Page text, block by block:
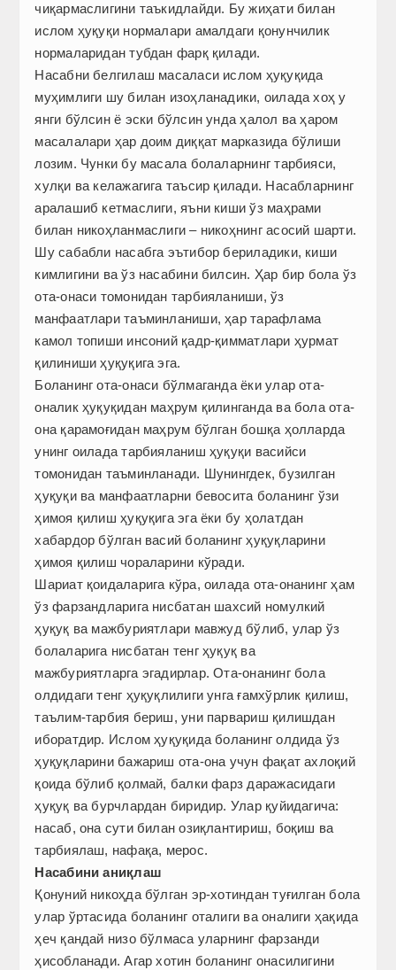
чиқармаслигини таъкидлайди. Бу жиҳати билан
ислом ҳуқуқи нормалари амалдаги қонунчилик
нормаларидан тубдан фарқ қилади.
Насабни белгилаш масаласи ислом ҳуқуқида
муҳимлиги шу билан изоҳланадики, оилада хоҳ у
янги бўлсин ё эски бўлсин унда ҳалол ва ҳаром
масалалари ҳар доим диққат марказида бўлиши
лозим. Чунки бу масала болаларнинг тарбияси,
хулқи ва келажагига таъсир қилади. Насабларнинг
аралашиб кетмаслиги, яъни киши ўз маҳрами
билан никоҳланмаслиги – никоҳнинг асосий шарти.
Шу сабабли насабга эътибор бериладики, киши
кимлигини ва ўз насабини билсин. Ҳар бир бола ўз
ота-онаси томонидан тарбияланиши, ўз
манфаатлари таъминланиши, ҳар тарафлама
камол топиши инсоний қадр-қимматлари ҳурмат
қилиниши ҳуқуқига эга.
Боланинг ота-онаси бўлмаганда ёки улар ота-
оналик ҳуқуқидан маҳрум қилинганда ва бола ота-
она қарамоғидан маҳрум бўлган бошқа ҳолларда
унинг оилада тарбияланиш ҳуқуқи васийси
томонидан таъминланади. Шунингдек, бузилган
ҳуқуқи ва манфаатларни бевосита боланинг ўзи
ҳимоя қилиш ҳуқуқига эга ёки бу ҳолатдан
хабардор бўлган васий боланинг ҳуқуқларини
ҳимоя қилиш чораларини кўради.
Шариат қоидаларига кўра, оилада ота-онанинг ҳам
ўз фарзандларига нисбатан шахсий номулкий
ҳуқуқ ва мажбуриятлари мавжуд бўлиб, улар ўз
болаларига нисбатан тенг ҳуқуқ ва
мажбуриятларга эгадирлар. Ота-онанинг бола
олдидаги тенг ҳуқуқлилиги унга ғамхўрлик қилиш,
таълим-тарбия бериш, уни парвариш қилишдан
иборатдир. Ислом ҳуқуқида боланинг олдида ўз
ҳуқуқларини бажариш ота-она учун фақат ахлоқий
қоида бўлиб қолмай, балки фарз даражасидаги
ҳуқуқ ва бурчлардан биридир. Улар қуйидагича:
насаб, она сути билан озиқлантириш, боқиш ва
тарбиялаш, нафақа, мерос.
Насабини аниқлаш
Қонуний никоҳда бўлган эр-хотиндан туғилган бола
улар ўртасида боланинг оталиги ва оналиги ҳақида
ҳеч қандай низо бўлмаса уларнинг фарзанди
ҳисобланади. Агар хотин боланинг онасилигини